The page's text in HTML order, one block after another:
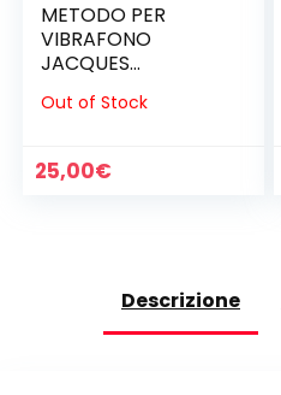
METODO PER
VIBRAFONO
JACQUES
Out of Stock
25,00€
Descrizione